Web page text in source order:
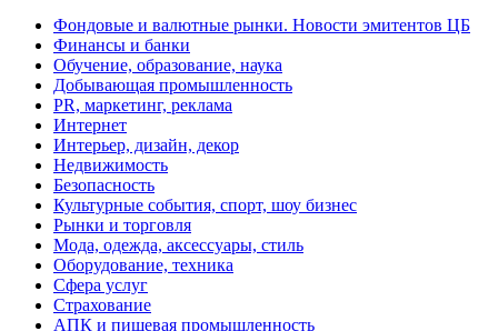
Фондовые и валютные рынки. Новости эмитентов ЦБ
Финансы и банки
Обучение, образование, наука
Добывающая промышленность
PR, маркетинг, реклама
Интернет
Интерьер, дизайн, декор
Недвижимость
Безопасность
Культурные события, спорт, шоу бизнес
Рынки и торговля
Мода, одежда, аксессуары, стиль
Оборудование, техника
Сфера услуг
Страхование
АПК и пищевая промышленность